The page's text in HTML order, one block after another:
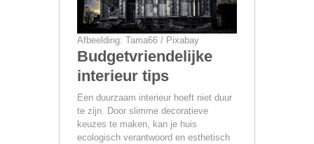
Afbeelding: Tama66 / Pixabay
Budgetvriendelijke
interieur tips
Een duurzaam interieur hoeft niet duur
te zijn. Door slimme decoratieve
keuzes te maken, kan je huis
ecologisch verantwoord en esthetisch